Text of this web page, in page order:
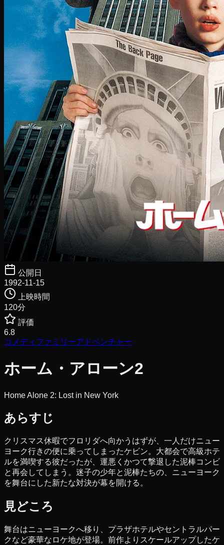
公開日
1992-11-15
上映時間
120分
評価
6.8
コメディ ファミリーアドベンチャー
ホーム・アローン2
Home Alone 2: Lost in New York
あらすじ
クリスマス休暇でフロリダへ向かうはずが、一人だけニュー
ヨーク行きの便に乗ってしまったケビン。大都会で高級ホテ
ルを満喫する彼だったが、運悪くかつて撃退した泥棒コンビ
と再会してしまう。迷子の少年と泥棒たちの、ニューヨーク
を舞台にした新たな対決が幕を開ける。
見どころ
舞台はニューヨークへ移り、プラザホテルやセントラルパー
クなど豪華なロケ地が登場。前作よりスケールアップしたケ